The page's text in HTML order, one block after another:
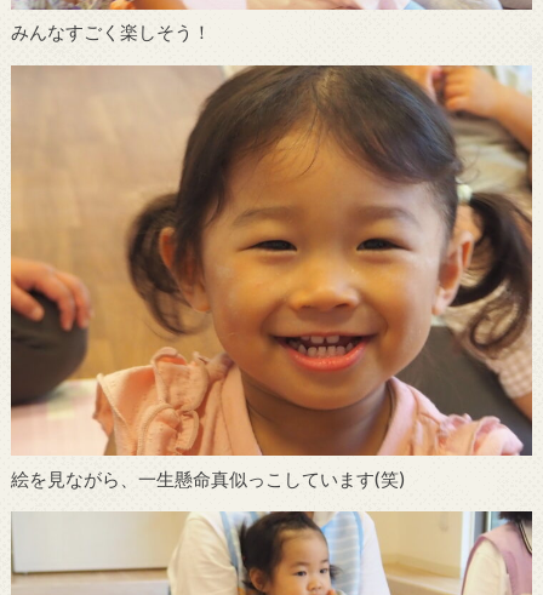
みんなすごく楽しそう！
絵を見ながら、一生懸命真似っこしています(笑)